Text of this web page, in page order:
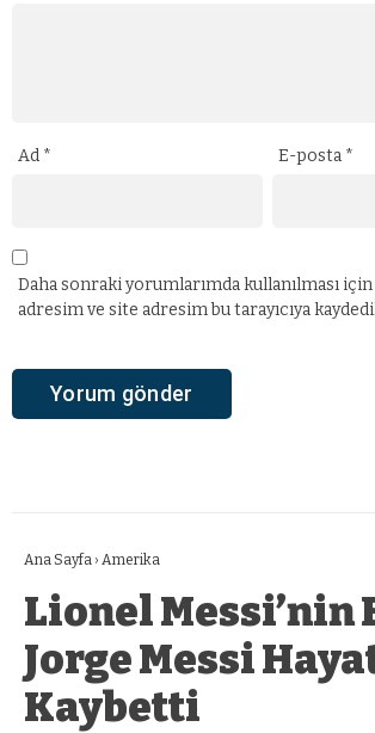
Ad * E-posta *
Daha sonraki yorumlarımda kullanılması
adresim ve site adresim bu tarayıcıya
Ana Sayfa › Amerika
Lionel Messi’nin
Jorge Messi
Kaybetti